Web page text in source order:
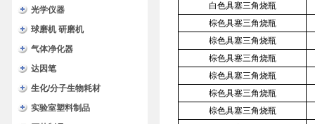
光学仪器
球磨机 研磨机
气体净化器
达因笔
生化/分子生物耗材
实验室塑料制品
白色具塞三角烧瓶
棕色具塞三角烧瓶
棕色具塞三角烧瓶
棕色具塞三角烧瓶
棕色具塞三角烧瓶
棕色具塞三角烧瓶
棕色具塞三角烧瓶